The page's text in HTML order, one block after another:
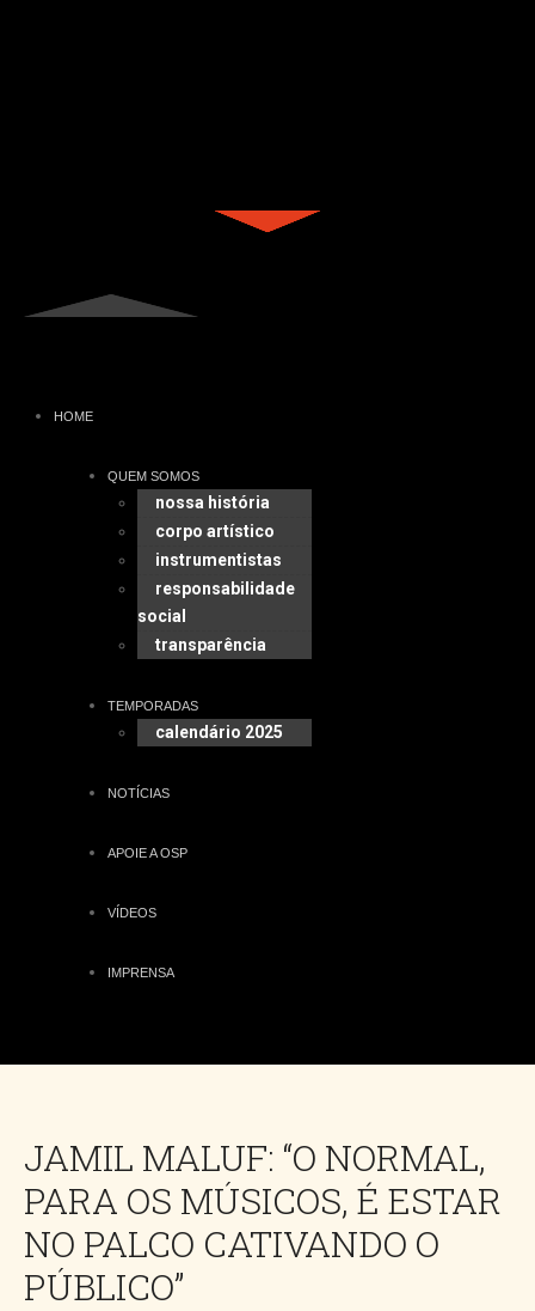
HOME
QUEM SOMOS
nossa história
corpo artístico
instrumentistas
responsabilidade
social
transparência
TEMPORADAS
calendário 2025
NOTÍCIAS
APOIE A OSP
VÍDEOS
IMPRENSA
JAMIL MALUF: “O NORMAL,
PARA OS MÚSICOS, É ESTAR
NO PALCO CATIVANDO O
PÚBLICO”